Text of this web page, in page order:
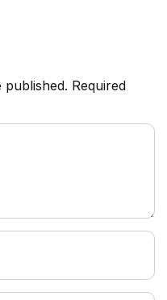
published. Required